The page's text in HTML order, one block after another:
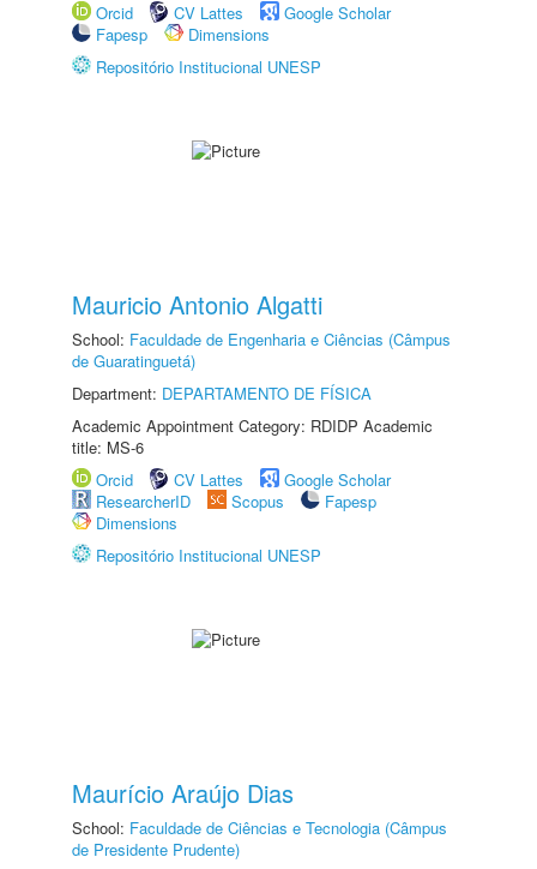
Orcid
CV Lattes
Google Scholar
Fapesp
Dimensions
Repositório Institucional UNESP
Mauricio Antonio Algatti
School: Faculdade de Engenharia e Ciências (Câmpus
de Guaratinguetá)
Department: DEPARTAMENTO DE FÍSICA
Academic Appointment Category: RDIDP Academic
title: MS-6
Orcid
CV Lattes
Google Scholar
ResearcherID
Scopus
Fapesp
Dimensions
Repositório Institucional UNESP
Maurício Araújo Dias
School: Faculdade de Ciências e Tecnologia (Câmpus
de Presidente Prudente)